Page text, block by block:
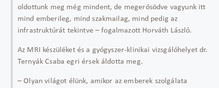
oldottunk meg még mindent, de megerősödve vagyunk itt
mind emberileg, mind szakmailag, mind pedig az
infrastruktúrát tekintve – fogalmazott Horváth László.
Az MRI készüléket és a gyógyszer-klinikai vizsgálóhelyet dr.
Ternyák Csaba egri érsek áldotta meg.
– Olyan világot élünk, amikor az emberek szolgálata